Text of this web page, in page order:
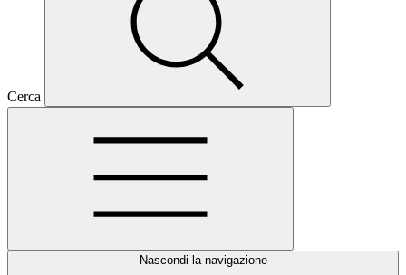
Cerca
Nascondi la navigazione